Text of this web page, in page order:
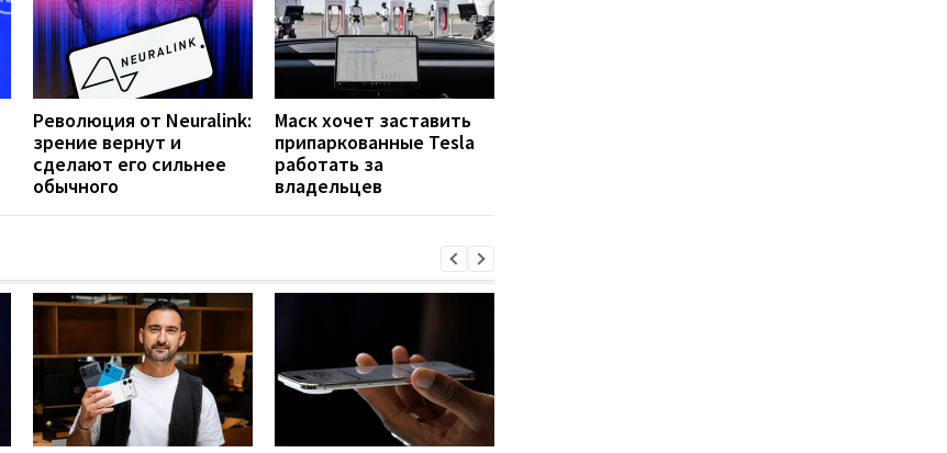
Революция от Neuralink:
зрение вернут и
сделают его сильнее
обычного
Маск хочет заставить
припаркованные Tesla
работать за
владельцев